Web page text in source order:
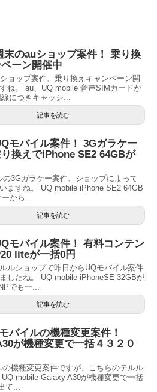
末のauショップ案件！ 乗り換
ーン開催中
ョップ案件、乗り換えキャンペーン開
ね。 au、UQ mobile 音声SIMカードが
につきキャッシ...
記事を読む
モバイル案件！ 3Gガラケー
換えでiPhone SE2 64GBが
の3Gガラケー案件、ショップによって
ますね。 UQ mobile iPhone SE2 64GB
ーから...
記事を読む
モバイル案件！ 有料コンテン
liteが一括0円
ルショップで昨日からUQモバイル案件
したね。 UQ mobile iPhoneSE 32GBが
でも一...
記事を読む
バイルの機種変更案件！
が機種変更で一括４３２０
の機種変更案件ですが、こちらのテルル
mobile Galaxy A30が機種変更で一括
て...